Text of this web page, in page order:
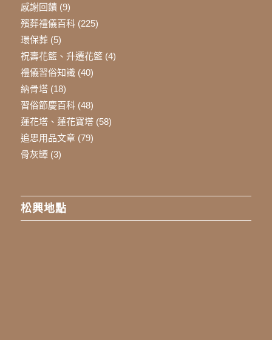
感謝回饋(9)
殯葬禮儀百科(225)
環保葬(5)
祝壽花籃、升遷花籃(4)
禮儀習俗知識(40)
納骨塔(18)
習俗節慶百科(48)
蓮花塔、蓮花寶塔(58)
追思用品文章(79)
骨灰罈(3)
松興地點